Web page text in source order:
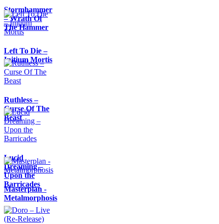
Stormhammer
– Wrath Of
The Hammer
Left To Die –
Initium Mortis
Ruthless –
Curse Of The
Beast
Lucid
Dreaming –
Upon the
Barricades
Masterplan -
Metalmorphosis